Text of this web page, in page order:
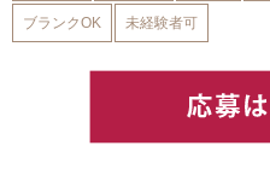
ブランクOK 未経験者可